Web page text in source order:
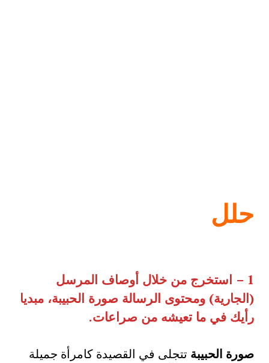
حلل
1 –
استخرج من خلال أوصاف المرسل
(الجارية) ومحتوى الرسالة صورة الحبيبة، مبديا
رأيك في ما تعيشه من صراعات.
صورة الحبيبة تتجلى في القصيدة كامرأة جميلة